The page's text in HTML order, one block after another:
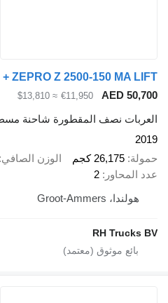
AED 50,700
€11,950
≈ $13,810
العربات نصف المقطورة شاحنة
2019
حمولة 26,175 كجم الوزن الصافي
عدد المحاور
2
هولندا، Groot-Ammers
RH Trucks BV